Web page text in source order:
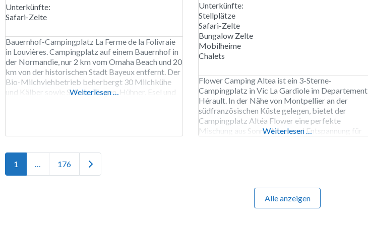
Unterkünfte:
Safari-Zelte
Bauernhof-Campingplatz La Ferme de la Folivraie
in Louvières. Campingplatz auf einem Bauernhof in
der Normandie, nur 2 km vom Omaha Beach und 20
km von der historischen Stadt Bayeux entfernt. Der
Bio-Milchviehbetrieb beherbergt 30 Milchkühe
und Kälber sowie Schafe, Ziegen, Hühner, Esel und
Weiterlesen …
Unterkünfte:
Stellplätze
Safari-Zelte
Bungalow Zelte
Mobilheime
Chalets
Flower Camping Altea ist ein 3-Sterne-
Campingplatz in Vic La Gardiole im Departement
Hérault. In der Nähe von Montpellier an der
südfranzösischen Küste gelegen, bietet der
Campingplatz Altéa Flower eine perfekte
Mischung aus Sonne, Meer und Entspannung für
Weiterlesen …
1 … 176 Ältere Beiträge
Alle anzeigen